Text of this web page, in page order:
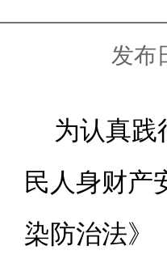
发布
为认真践
民人身财产
染防治法》